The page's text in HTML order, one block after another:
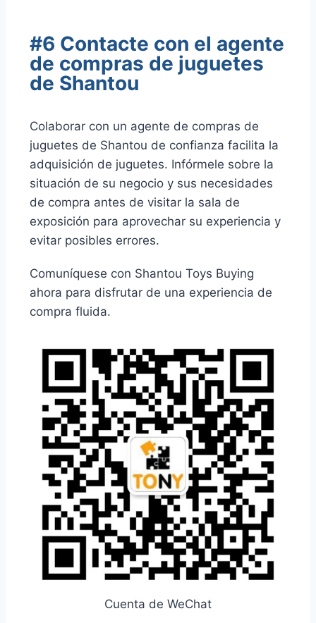
#6 Contacte con el agente
de compras de juguetes
de Shantou
Colaborar con un agente de compras de
juguetes de Shantou de confianza facilita la
adquisición de juguetes. Infórmele sobre la
situación de su negocio y sus necesidades
de compra antes de visitar la sala de
exposición para aprovechar su experiencia y
evitar posibles errores.
Comuníquese con Shantou Toys Buying
ahora para disfrutar de una experiencia de
compra fluida.
Cuenta de WeChat